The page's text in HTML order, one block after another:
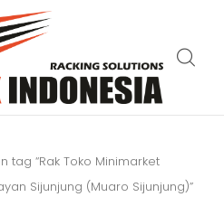
tag “Rak Toko Minimarket
Sijunjung (Muaro Sijunjung)”